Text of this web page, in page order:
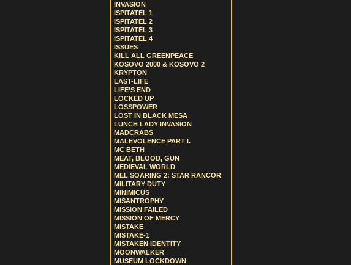
INVASION
ISPITATEL 1
ISPITATEL 2
ISPITATEL 3
ISPITATEL 4
ISSUES
KILL ALL GREENPEACE
KOSOVO 2000 & KOSOVO 2
KRYPTON
LAST-LIFE
LIFE’S END
LOCKED UP
LOSSPOWER
LOST IN BLACK MESA
LUNCH LADY INVASION
MADCRABS
MALEVOLENCE PART I.
MC BETH
MEAT, BLOOD, GUN
MEDIEVAL WORLD
MEL SOARING 2: STAR RANCOR
MILITARY DUTY
MINIMICUS
MISANTROPHY
MISSION FAILED
MISSION OF MERCY
MISTAKE
MISTAKE-1
MISTAKEN IDENTITY
MOONWALKER
MUSEUM LOCKDOWN